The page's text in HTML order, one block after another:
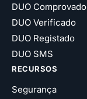
DUO Comprovado
DUO Verificado
DUO Registado
DUO SMS
RECURSOS
Segurança